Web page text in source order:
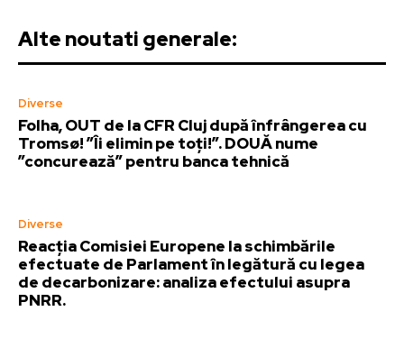
Alte noutati generale:
Diverse
Folha, OUT de la CFR Cluj după înfrângerea cu
Tromsø! ”Îi elimin pe toți!”. DOUĂ nume
”concurează” pentru banca tehnică
Diverse
Reacția Comisiei Europene la schimbările
efectuate de Parlament în legătură cu legea
de decarbonizare: analiza efectului asupra
PNRR.